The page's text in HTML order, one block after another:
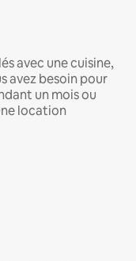
avec une cuisine,
avez besoin pour
un mois ou
location